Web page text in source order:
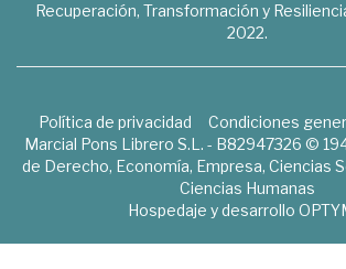
Recuperación, Transformación y
2022.
Política de privacidad Condiciones
Marcial Pons Librero S.L. - B82947326 ©
de Derecho, Economía, Empresa, Ciencias
Ciencias Humanas
Hospedaje y desarrollo